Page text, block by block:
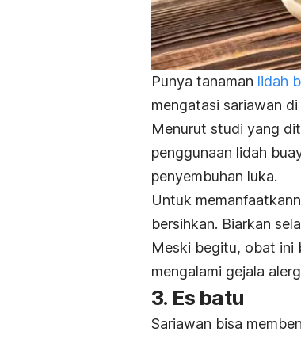
Punya tanaman lidah
mengatasi sariawan
Menurut studi yang
penggunaan lidah
penyembuhan luka.
Untuk
bersihkan. Biarkan
Meski begitu, obat ini
mengalami gejala
3. Es batu
Sariawan bisa